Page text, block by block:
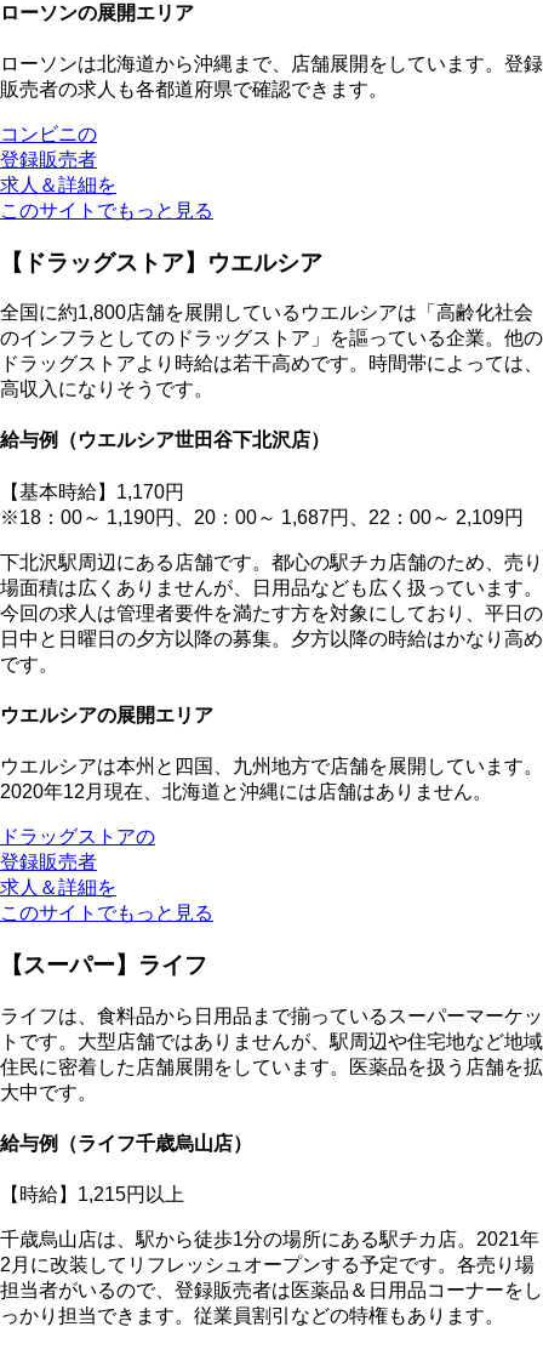
ローソンの展開エリア
ローソンは北海道から沖縄まで、店舗展開をしています。登録
販売者の求人も各都道府県で確認できます。
コンビニの
登録販売者
求人＆詳細を
このサイトでもっと見る
【ドラッグストア】ウエルシア
全国に約1,800店舗を展開しているウエルシアは「高齢化社会
のインフラとしてのドラッグストア」を謳っている企業。他の
ドラッグストアより時給は若干高めです。時間帯によっては、
高収入になりそうです。
給与例（ウエルシア世田谷下北沢店）
【基本時給】1,170円
※18：00～ 1,190円、20：00～ 1,687円、22：00～ 2,109円
下北沢駅周辺にある店舗です。都心の駅チカ店舗のため、売り
場面積は広くありませんが、日用品なども広く扱っています。
今回の求人は管理者要件を満たす方を対象にしており、平日の
日中と日曜日の夕方以降の募集。夕方以降の時給はかなり高め
です。
ウエルシアの展開エリア
ウエルシアは本州と四国、九州地方で店舗を展開しています。
2020年12月現在、北海道と沖縄には店舗はありません。
ドラッグストアの
登録販売者
求人＆詳細を
このサイトでもっと見る
【スーパー】ライフ
ライフは、食料品から日用品まで揃っているスーパーマーケッ
トです。大型店舗ではありませんが、駅周辺や住宅地など地域
住民に密着した店舗展開をしています。医薬品を扱う店舗を拡
大中です。
給与例（ライフ千歳烏山店）
【時給】1,215円以上
千歳烏山店は、駅から徒歩1分の場所にある駅チカ店。2021年
2月に改装してリフレッシュオープンする予定です。各売り場
担当者がいるので、登録販売者は医薬品＆日用品コーナーをし
っかり担当できます。従業員割引などの特権もあります。